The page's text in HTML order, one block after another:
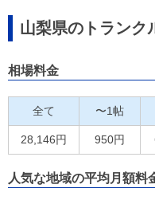
山梨県のトランク
相場料金
全て 〜1帖
28,146円 950円
人気な地域の平均月額料